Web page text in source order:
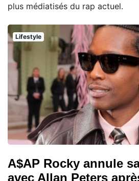
plus médiatisés du rap actuel.
Lifestyle
A$AP Rocky annule
avec Allan Peters